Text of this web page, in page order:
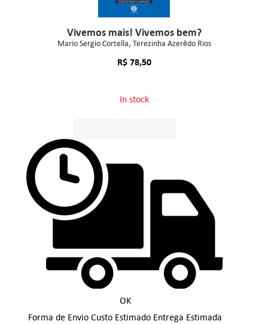
Vivemos mais! Vivemos bem?
Mario Sergio Cortella Terezinha Azerêdo Rios
R$78,50
In stock
OK
Forma de Envio Custo Estimado Entrega Estimada